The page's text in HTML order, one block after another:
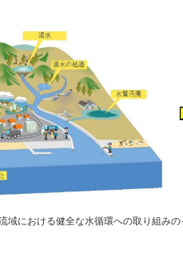
循環への取り組みのイメージ